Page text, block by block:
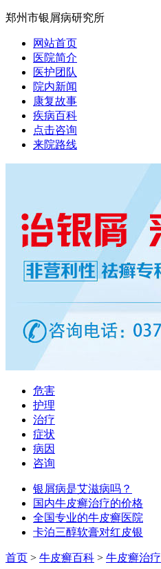
郑州市银屑病研究所
网站首页
医院简介
医护团队
院内新闻
康复故事
疾病百科
点击咨询
来院路线
危害
护理
治疗
症状
病因
咨询
银屑病是艾滋病吗？
国内牛皮癣治疗的价格
全国专业的牛皮癣医院
卡泊三醇软膏对红皮银
首页 > 牛皮癣百科 > 牛皮癣治疗